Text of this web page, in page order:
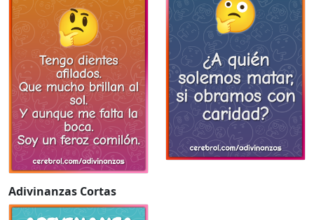
Adivinanzas Cortas